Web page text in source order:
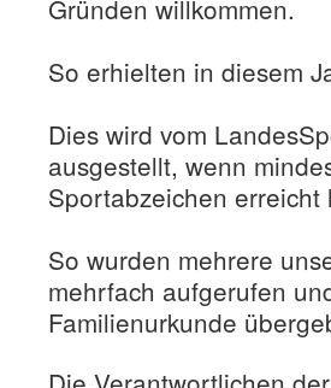
Gründen willkommen.
So erhielten in diesem
Dies wird vom
ausgestellt, wenn
Sportabzeichen erreicht
So wurden mehrere
mehrfach aufgerufen
Familienurkunde